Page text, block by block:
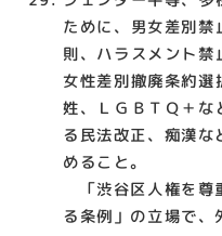
ために、男女差別禁
則、ハラスメント禁
女性差別撤廃条約選
姓、ＬＧＢＴＱ＋な
る民法改正、痴漢な
めること。
「渋谷区人権を尊
る条例」の立場で、